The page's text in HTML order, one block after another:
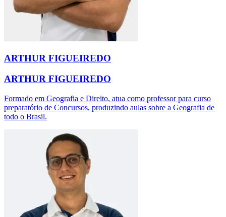
ARTHUR FIGUEIREDO
ARTHUR FIGUEIREDO
Formado em Geografia e Direito, atua como professor para curso
preparatório de Concursos, produzindo aulas sobre a Geografia de
todo o Brasil.